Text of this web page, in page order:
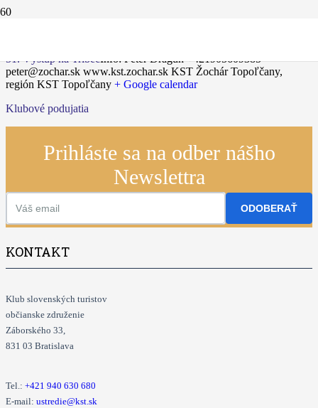
51. Výstup na TribečInfo: Peter Dragúň +421905609385
peter@zochar.sk www.kst.zochar.sk KST Žochár Topoľčany,
región KST Topoľčany + Google calendar
Klubové podujatia
Prihláste sa na odber nášho
Newslettra
ODOBERAŤ
KONTAKT
Klub slovenských turistov
občianske združenie
Záborského 33,
831 03 Bratislava
Tel.: +421 940 630 680
E-mail: ustredie@kst.sk